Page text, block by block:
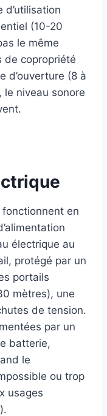
(10-20
le même
de copropriété
d’ouverture (8 à
niveau sonore
en
électrique au
protégé par un
portails
mètres), une
de tension.
par un
batterie,
le
ou trop
usages